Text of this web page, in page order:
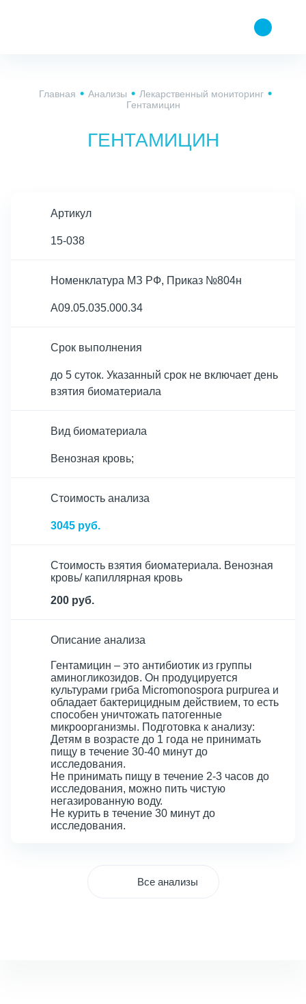
Главная Анализы
Лекарственный мониторинг
Гентамицин
ГЕНТАМИЦИН
Артикул
15-038
Номенклатура МЗ РФ, Приказ №804н
A09.05.035.000.34
Срок выполнения
до 5 суток. Указанный срок не включает день
взятия биоматериала
Вид биоматериала
Венозная кровь;
Cтоимость анализа
3045 руб.
Стоимость взятия биоматериала. Венозная
кровь/ капиллярная кровь
200 руб.
Описание анализа
Гентамицин – это антибиотик из группы
аминогликозидов. Он продуцируется
культурами гриба Micromonospora purpurea и
обладает бактерицидным действием, то есть
способен уничтожать патогенные
микроорганизмы. Подготовка к анализу:
Детям в возрасте до 1 года не принимать
пищу в течение 30-40 минут до
исследования.
Не принимать пищу в течение 2-3 часов до
исследования, можно пить чистую
негазированную воду.
Не курить в течение 30 минут до
исследования.
Все анализы